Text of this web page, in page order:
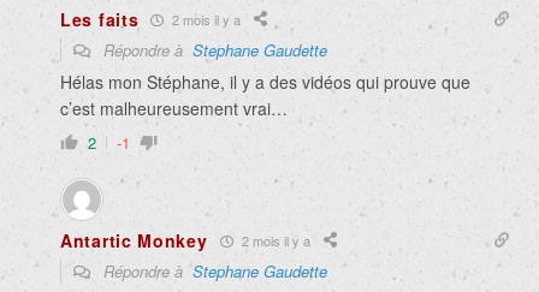
Les faits 2 mois il y a
Répondre à Stephane Gaudette
Hélas mon Stéphane, il y a des vidéos qui prouve que
c’est malheureusement vrai…
2 -1
Antartic Monkey 2 mois il y a
Répondre àStephane Gaudette